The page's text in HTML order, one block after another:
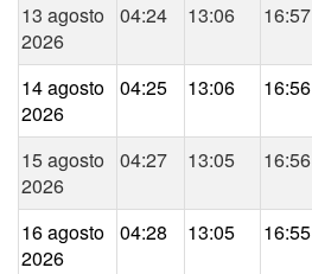
13 agosto
2026
04:24 13:06 16:57
14 agosto
2026
04:25 13:06 16:56
15 agosto
2026
04:27 13:05 16:56
16 agosto
2026
04:28 13:05 16:55